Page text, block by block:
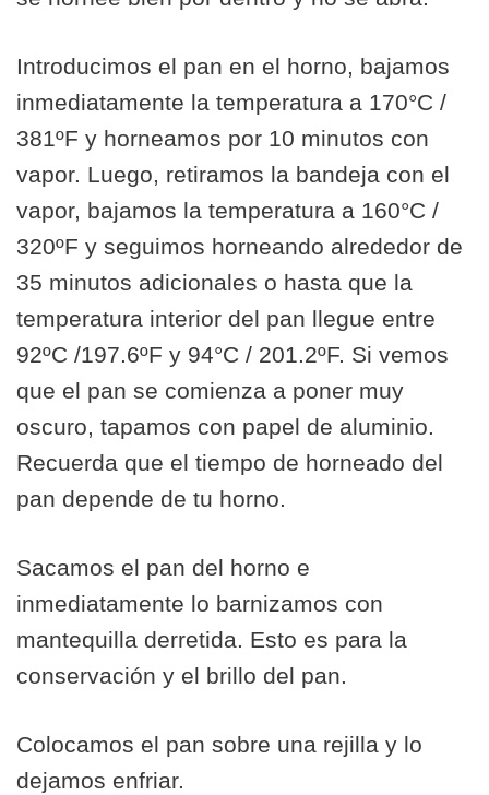
Introducimos el pan en el horno, bajamos
inmediatamente la temperatura a 170°C /
381ºF y horneamos por 10 minutos con
vapor. Luego, retiramos la bandeja con el
vapor, bajamos la temperatura a 160°C /
320ºF y seguimos horneando alrededor de
35 minutos adicionales o hasta que la
temperatura interior del pan llegue entre
92ºC /197.6ºF y 94°C / 201.2ºF. Si vemos
que el pan se comienza a poner muy
oscuro, tapamos con papel de aluminio.
Recuerda que el tiempo de horneado del
pan depende de tu horno.
Sacamos el pan del horno e
inmediatamente lo barnizamos con
mantequilla derretida. Esto es para la
conservación y el brillo del pan.
Colocamos el pan sobre una rejilla y lo
dejamos enfriar.